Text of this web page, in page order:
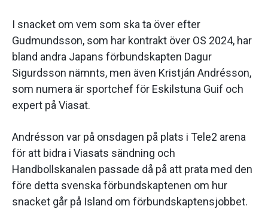
I snacket om vem som ska ta över efter
Gudmundsson, som har kontrakt över OS 2024, har
bland andra Japans förbundskapten Dagur
Sigurdsson nämnts, men även Kristján Andrésson,
som numera är sportchef för Eskilstuna Guif och
expert på Viasat.
Andrésson var på onsdagen på plats i Tele2 arena
för att bidra i Viasats sändning och
Handbollskanalen passade då på att prata med den
före detta svenska förbundskaptenen om hur
snacket går på Island om förbundskaptensjobbet.